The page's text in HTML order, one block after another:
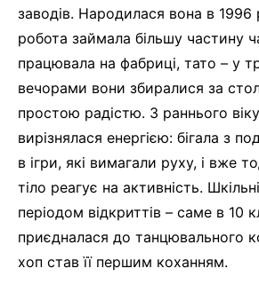
заводів. Народилася вона в 1996
робота займала більшу частину
працювала на фабриці, тато – у
вечорами вони збиралися за
простою радістю. З раннього
вирізнялася енергією: бігала з
в ігри, які вимагали руху, і вже
тіло реагує на активність.
періодом відкриттів – саме в 10
приєдналася до танцювального
хоп став її першим коханням.